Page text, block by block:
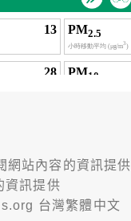
網站內容的資訊提供
資訊提供
台灣繁體中文